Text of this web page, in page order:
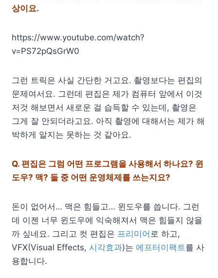
상이요.
https://www.youtube.com/watch?
v=PS72pQsGrW0
그런 트릭은 사실 간단한 거고요. 촬영보다는 편집의
문제여서요. 그런데 편집은 제가 컴퓨터 앞에서 이것
저것 해보면서 새로운 걸 습득할 수 있는데, 촬영은
그게 잘 안되더라고요. 아직 촬영에 대해서는 제가 해
박하게 알지는 못하는 것 같아요.
Q. 편집은 그럼 어떤 프로그램을 사용해서 하나요? 윈
도우? 맥? 둘 중 어떤 운영체제를 쓰는지요?
돈이 없어서… 맥은 힘들고… 윈도우를 씁니다. 그런
데 이젠 너무 윈도우에 익숙해져서 맥은 힘들지 않을
까 싶네요. 그리고 컷 편집은 프리미어 로 하고,
VFX(Visual Effects, 시각효과)는 에프터이팩트 를 사
용합니다.